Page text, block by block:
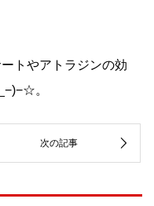
トやアトラジンの効
。